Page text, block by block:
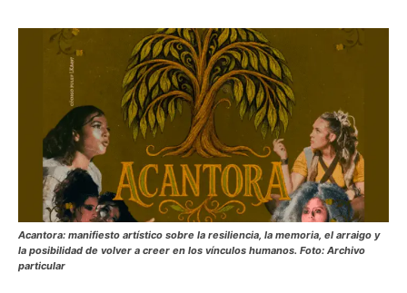
Acantora: manifiesto artístico sobre la resiliencia, la memoria, el arraigo y
la posibilidad de volver a creer en los vínculos humanos. Foto: Archivo
particular